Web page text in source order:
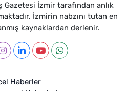
Gazetesi İzmir tarafından anlık
İzmirin nabzını tutan en
kaynaklardan derlenir.
Haberler